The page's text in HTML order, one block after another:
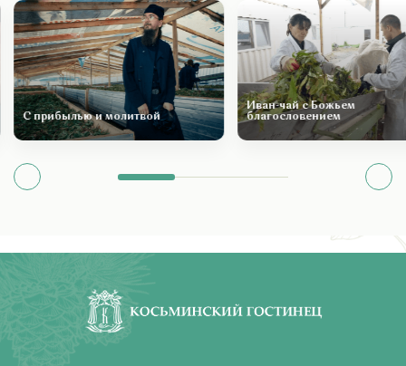
С прибылью и молитвой
Иван-чай с Божьем
благословением